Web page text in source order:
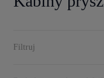
Filtruj